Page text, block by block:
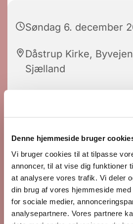
Denne hjemmeside bruger
Vi bruger cookies til at tilpasse
annoncer, til at vise dig funktioner
at analysere vores trafik. Vi deler
din brug af vores hjemmeside
for sociale medier,
analysepartnere. Vores partnere
Søndag 6. december
Dåstrup Kirke,
Sjælland